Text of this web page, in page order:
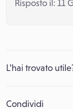
Risposto il: 11
L’hai trovato
Condividi